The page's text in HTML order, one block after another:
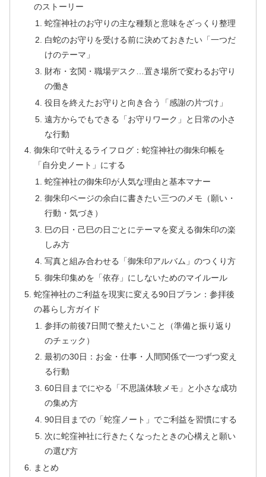
のストーリー
蛇窪神社のお守りの主な種類と意味をざっくり整理
白蛇のお守りを受ける前に決めておきたい「一つだ
けのテーマ」
財布・玄関・職場デスク…置き場所で変わるお守り
の働き
役目を終えたお守りと向き合う「感謝の片づけ」
遠方からでもできる「お守りワーク」と日常の小さ
な行動
御朱印で叶えるライフログ：蛇窪神社の御朱印帳を
「自分史ノート」にする
蛇窪神社の御朱印が人気な理由と基本マナー
御朱印ページの余白に書きたい三つのメモ（願い・
行動・気づき）
巳の日・己巳の日ごとにテーマを変える御朱印の楽
しみ方
写真と組み合わせる「御朱印アルバム」のつくり方
御朱印集めを「依存」にしないためのマイルール
蛇窪神社のご利益を現実に変える90日プラン：参拝後
の暮らし方ガイド
参拝の前後7日間で整えたいこと（準備と振り返り
のチェック）
最初の30日：お金・仕事・人間関係で一つずつ変え
る行動
60日目までにやる「不思議体験メモ」と小さな成功
の集め方
90日目までの「蛇窪ノート」でご利益を習慣にする
次に蛇窪神社に行きたくなったときの心構えと願い
の選び方
まとめ